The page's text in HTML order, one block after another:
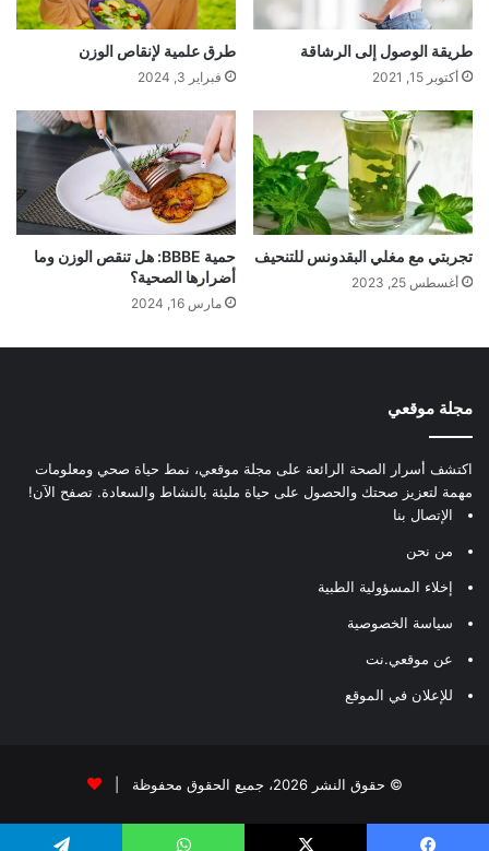
طريقة الوصول إلى الرشاقة
أكتوبر 15, 2021
طرق علمية لإنقاص الوزن
فبراير 3, 2024
تجربتي مع مغلي البقدونس للتنحيف
أغسطس 25, 2023
حمية BBBE: هل تنقص الوزن وما
أضرارها الصحية؟
مارس 16, 2024
مجلة موقعي
اكتشف أسرار الصحة الرائعة على مجلة موقعي، نمط حياة صحي ومعلومات
مهمة لتعزيز صحتك والحصول على حياة مليئة بالنشاط والسعادة. تصفح الآن!
الإتصال بنا
من نحن
إخلاء المسؤولية الطبية
سياسة الخصوصية
عن موقعي.نت
للإعلان في الموقع
© حقوق النشر 2026، جميع الحقوق محفوظة |